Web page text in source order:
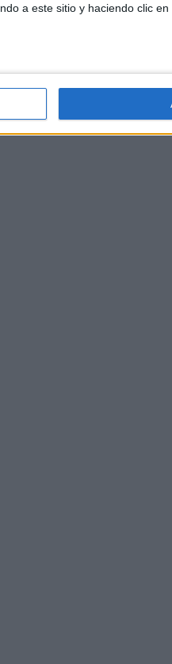
a este sitio y haciendo clic